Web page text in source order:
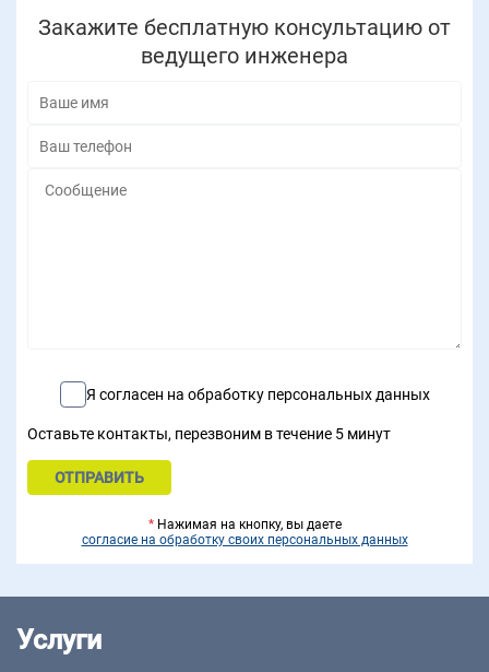
Закажите бесплатную консультацию от
ведущего инженера
Я согласен на обработку персональных данных
Оставьте контакты, перезвоним в течение 5 минут
*Нажимая на кнопку, вы даете
согласие на обработку своих персональных данных
Услуги